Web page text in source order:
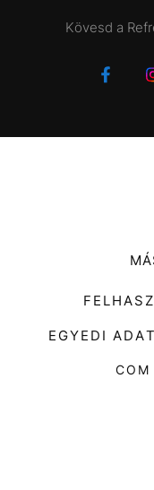
Kövesd a
EGYEDI
COM